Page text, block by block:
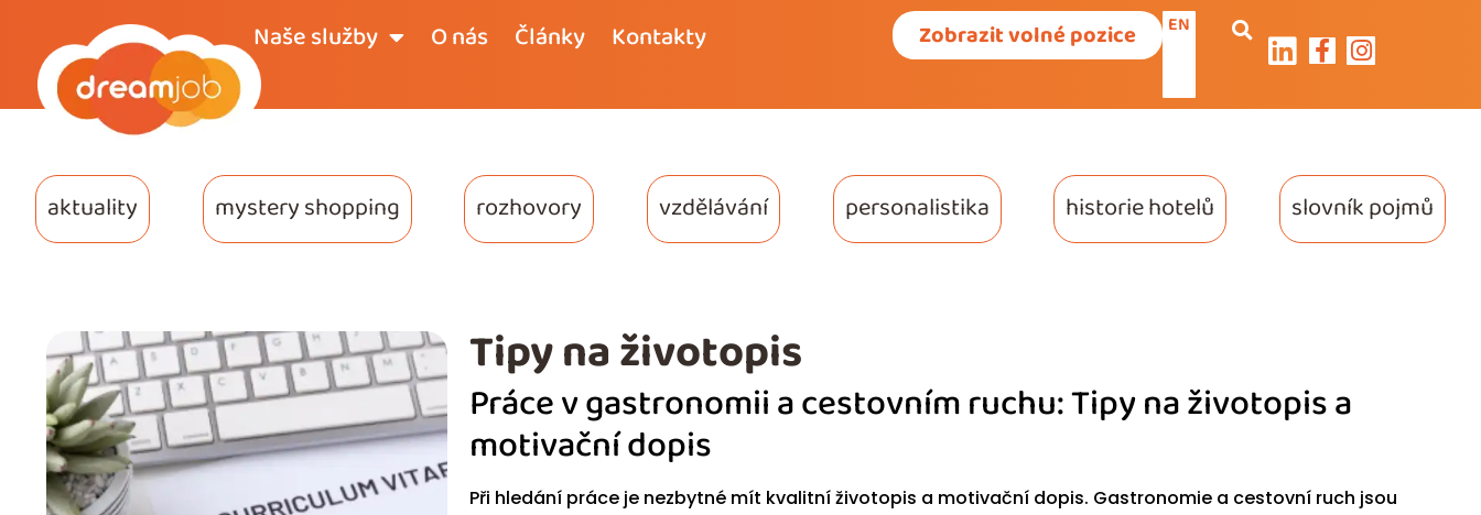
Naše služby O nás Články Kontakty Zobrazit volné pozice EN
aktuality mystery shopping rozhovory vzdělávání personalistika historie hotelů slovník pojmů
Práce v gastronomii a cestovním ruchu: Tipy na životopis a
motivační dopis
Při hledání práce je nezbytné mít kvalitní životopis a motivační dopis. Gastronomie a cestovní ruch jsou
Tipy na životopis